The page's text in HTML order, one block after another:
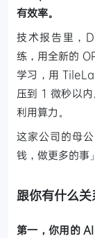
有效率。
技术报告里，
练，用全新的
学习，用
压到 1 微秒以
利用算力。
这家公司的母
钱，做更多的事
跟你有什么关
第一，你用的 AI